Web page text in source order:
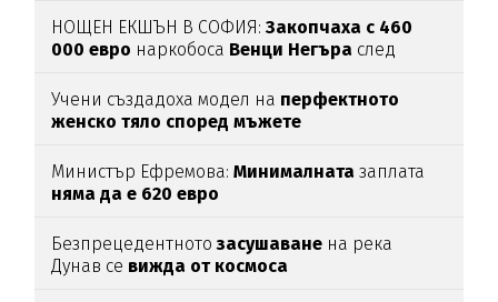
НОЩЕН ЕКШЪН В СОФИЯ:Закопчаха с 460
000 евро наркобоса Венци Негъра след
Учени създадоха модел на перфектното
женско тяло според мъжете
Министър Ефремова:Минималната заплата
няма да е 620 евро
Безпрецедентнотозасушаване на река
Дунав се вижда от космоса